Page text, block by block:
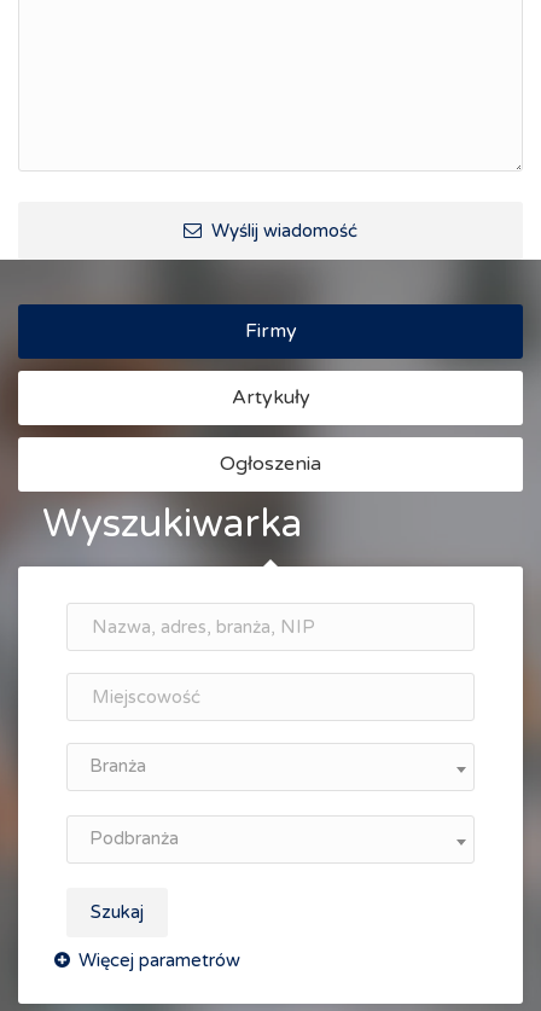
Wyślij wiadomość
Firmy
Artykuły
Ogłoszenia
Wyszukiwarka
Branża
Podbranża
Szukaj